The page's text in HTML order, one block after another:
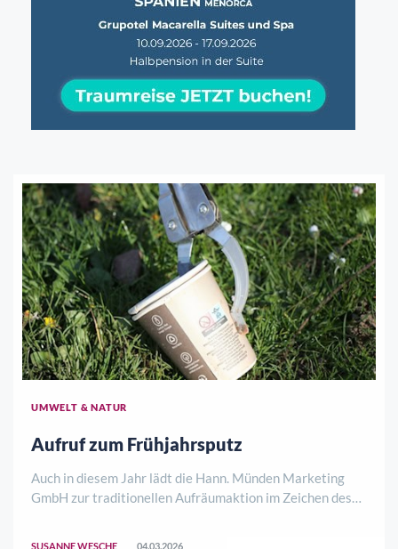
UMWELT & NATUR
Aufruf zum Frühjahrsputz
Auch in diesem Jahr lädt die Hann. Münden Marketing
GmbH zur traditionellen Aufräumaktion im Zeichen des
SUSANNE WESCHE 04.03.2026